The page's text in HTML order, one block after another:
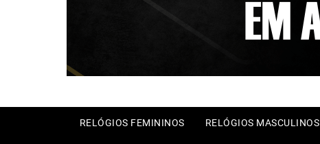
RELÓGIOS FEMININOS RELÓGIOS MASCULINOS